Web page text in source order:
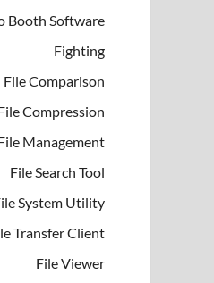
Booth Software
Fighting
File Comparison
Compression
Management
File Search Tool
System Utility
Transfer Client
File Viewer